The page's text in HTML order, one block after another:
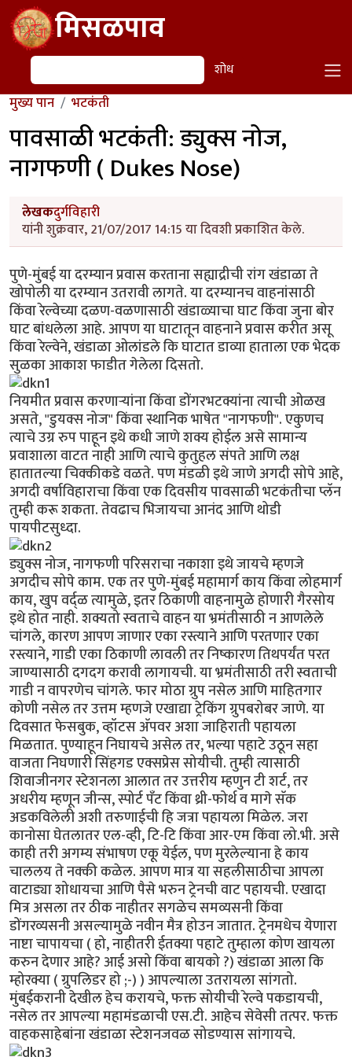
Skip to main contentमिसळपाव
शोध शोध
मुख्य पान भटकंती
पावसाळी भटकंती: ड्युक्स नोज,
नागफणी ( Dukes Nose)
लेखकदुर्गविहारी
यांनी शुक्रवार, 21/07/2017 14:15 या दिवशी प्रकाशित केले.
पुणे-मुंबई या दरम्यान प्रवास करताना सह्याद्रीची रांग खंडाळा ते
खोपोली या दरम्यान उतरावी लागते. या दरम्यानच वाहनांसाठी
किंवा रेल्वेच्या दळण-वळणासाठी खंडाळ्याचा घाट किंवा जुना बोर
घाट बांधलेला आहे. आपण या घाटातून वाहनाने प्रवास करीत असू
किंवा रेल्वेने, खंडाळा ओलांडले कि घाटात डाव्या हाताला एक भेदक
सुळका आकाश फाडीत गेलेला दिसतो.
नियमीत प्रवास करणार्‍यांना किंवा डोंगरभटक्यांना त्याची ओळख
असते, "डुयक्स नोज" किंवा स्थानिक भाषेत "नागफणी". एकुणच
त्याचे उग्र रुप पाहून इथे कधी जाणे शक्य होईल असे सामान्य
प्रवाशाला वाटत नाही आणि त्याचे कुतुहल संपते आणि लक्ष
हातातल्या चिक्कीकडे वळते. पण मंडळी इथे जाणे अगदी सोपे आहे,
अगदी वर्षाविहाराचा किंवा एक दिवसीय पावसाळी भटकंतीचा प्लॅन
तुम्ही करू शकता. तेवढाच भिजायचा आनंद आणि थोडी
पायपीटसुध्दा.
ड्युक्स नोज, नागफणी परिसराचा नकाशा इथे जायचे म्हणजे
अगदीच सोपे काम. एक तर पुणे-मुंबई महामार्ग काय किंवा लोहमार्ग
काय, खुप वर्द्ळ त्यामुळे, इतर ठिकाणी वाहनामुळे होणारी गैरसोय
इथे होत नाही. शक्यतो स्वताचे वाहन या भ्रमंतीसाठी न आणलेले
चांगले, कारण आपण जाणार एका रस्त्याने आणि परतणार एका
रस्त्याने, गाडी एका ठिकाणी लावली तर निष्कारण तिथपर्यंत परत
जाण्यासाठी दगदग करावी लागायची. या भ्रमंतीसाठी तरी स्वताची
गाडी न वापरणेच चांगले. फार मोठा ग्रुप नसेल आणि माहितगार
कोणी नसेल तर उत्तम म्हणजे एखाद्या ट्रेकिंग ग्रुपबरोबर जाणे. या
दिवसात फेसबुक, व्हॉटस अ‍ॅपवर अशा जाहिराती पहायला
मिळतात. पुण्याहून निघायचे असेल तर, भल्या पहाटे उठून सहा
वाजता निघणारी सिंहगड एक्सप्रेस सोयीची. तुम्ही त्यासाठी
शिवाजीनगर स्टेशनला आलात तर उत्तरीय म्हणुन टी शर्ट, तर
अधरीय म्हणून जीन्स, स्पोर्ट पँट किंवा थ्री-फोर्थ व मागे सॅक
अडकविलेली अशी तरुणाईची हि जत्रा पहायला मिळेल. जरा
कानोसा घेतलातर एल-व्ही, टि-टि किंवा आर-एम किंवा लो.भी. असे
काही तरी अगम्य संभाषण एकू येईल, पण मुरलेल्याना हे काय
चाललय ते नक्की कळेल. आपण मात्र या सहलीसाठीचा आपला
वाटाड्या शोधायचा आणि पैसे भरुन ट्रेनची वाट पहायची. एखादा
मित्र असला तर ठीक नाहीतर सगळेच समव्यसनी किंवा
डोंगरव्यसनी असल्यामुळे नवीन मैत्र होउन जातात. ट्रेनमधेच येणारा
नाष्टा चापायचा ( हो, नाहीतरी ईतक्या पहाटे तुम्हाला कोण खायला
करुन देणार आहे? आई असो किंवा बायको ?) खंडाळा आला कि
म्होरक्या ( ग्रुपलिडर हो ;-) ) आपल्याला उतरायला सांगतो.
मुंबईकरानी देखील हेच करायचे, फक्त सोयीची रेल्वे पकडायची,
नसेल तर आपल्या महामंडळाची एस.टी. आहेच सेवेसी तत्पर. फक्त
वाहकसाहेबांना खंडाळा स्टेशनजवळ सोडण्यास सांगायचे.